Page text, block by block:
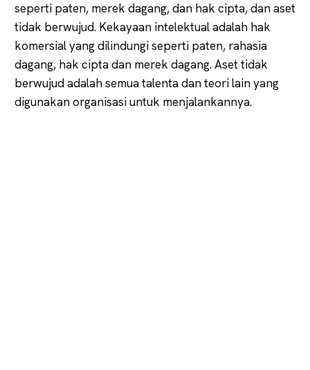
seperti paten, merek dagang, dan hak cipta, dan aset
tidak berwujud. Kekayaan intelektual adalah hak
komersial yang dilindungi seperti paten, rahasia
dagang, hak cipta dan merek dagang. Aset tidak
berwujud adalah semua talenta dan teori lain yang
digunakan organisasi untuk menjalankannya.